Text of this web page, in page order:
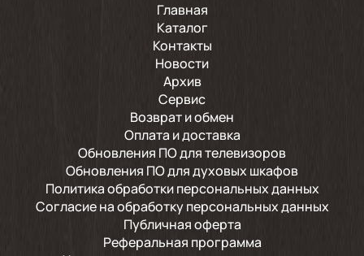
Главная
Каталог
Контакты
Новости
Архив
Сервис
Возврат и обмен
Оплата и доставка
Обновления ПО для телевизоров
Обновления ПО для духовых шкафов
Политика обработки персональных данных
Согласие на обработку персональных данных
Публичная оферта
Реферальная программа